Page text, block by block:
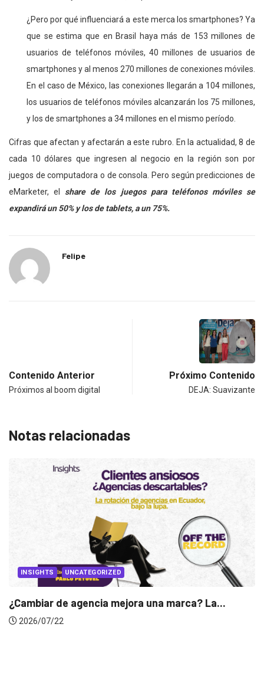
¿Pero por qué influenciará a este merca los smartphones? Ya
que se estima que en Brasil haya más de 153 millones de
usuarios de teléfonos móviles, 40 millones de usuarios de
smartphones y al menos 270 millones de conexiones móviles.
En el caso de México, las conexiones llegarán a 104 millones,
los usuarios de teléfonos móviles alcanzarán los 75 millones,
y los de smartphones a 34 millones en el mismo período.
Cifras que afectan y afectarán a este rubro. En la actualidad, 8 de
cada 10 dólares que ingresen al negocio en la región son por
juegos de computadora o de consola. Pero según predicciones de
eMarketer, el share de los juegos para teléfonos móviles se
expandirá un 50% y los de tablets, a un 75%.
Felipe
Contenido Anterior
Próximos al boom digital
Próximo Contenido
DEJA: Suavizante
Notas relacionadas
UNCATEGORIZED
de agencia mejora una marca? La...
07/22